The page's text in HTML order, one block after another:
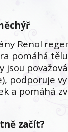
Renol
pomáhá
jsou
podporuje
a pomáhá
začít?